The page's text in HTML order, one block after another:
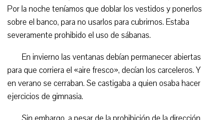
Por la noche teníamos que doblar los vestidos y ponerlos
sobre el banco, para no usarlos para cubrirnos. Estaba
severamente prohibido el uso de sábanas.
En invierno las ventanas debían permanecer abiertas
para que corriera el «aire fresco», decían los carceleros. Y
en verano se cerraban. Se castigaba a quien osaba hacer
ejercicios de gimnasia.